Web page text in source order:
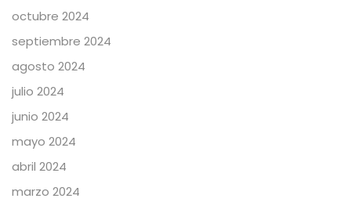
octubre 2024
septiembre 2024
agosto 2024
julio 2024
junio 2024
mayo 2024
abril 2024
marzo 2024